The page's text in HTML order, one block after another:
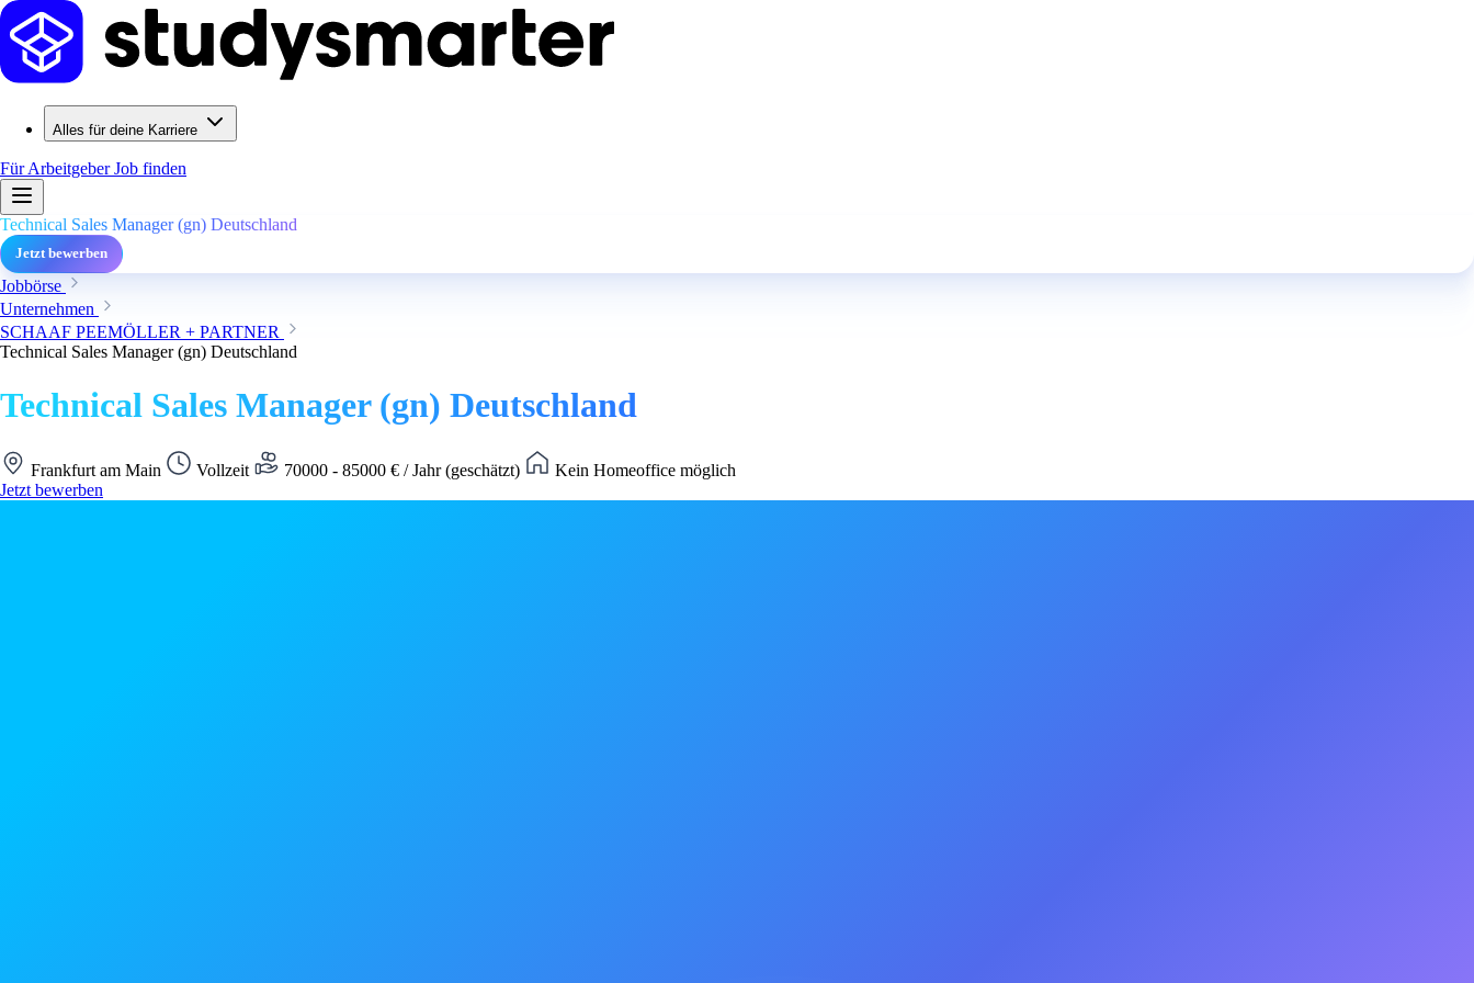
Alles für deine Karriere
Für ArbeitgeberJob finden
Technical Sales Manager (gn) Deutschland
Jetzt bewerben
Jobbörse
Unternehmen
SCHAAF PEEMÖLLER + PARTNER
Technical Sales Manager (gn) Deutschland
Technical Sales Manager (gn) Deutschland
Frankfurt am Main Vollzeit 70000 - 85000 € / Jahr (geschätzt)
Kein Homeoffice möglich
Jetzt bewerben